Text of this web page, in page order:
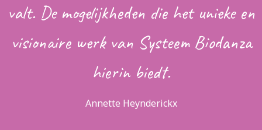
valt. De mogelijkheden die het unieke en
visionaire werk van Systeem Biodanza
hierin biedt.
Annette Heynderickx